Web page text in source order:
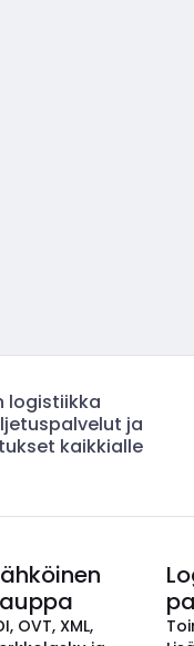
logistiikka
ja
kaikkialle
OVT, XML,